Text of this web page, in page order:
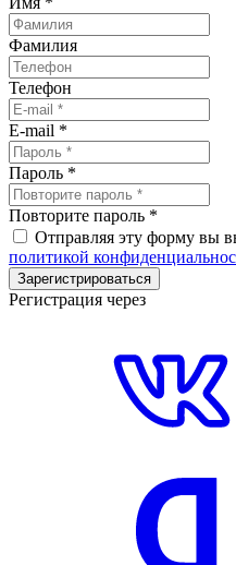
Фамилия
Телефон
E-mail *
Пароль *
Повторите пароль *
Отправляя эту форму вы
политикой
Зарегистрироваться
Регистрация через